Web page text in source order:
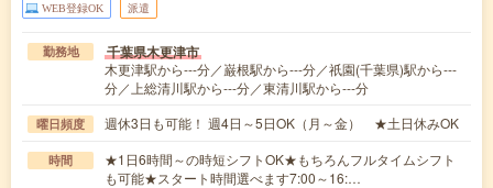
WEB登録OK 派遣
勤務地 千葉県木更津市
木更津駅から---分／巌根駅から---分／祇園(千葉県)駅から---
分／上総清川駅から---分／東清川駅から---分
曜日頻度 週休3日も可能！ 週4日～5日OK（月～金） ★土日休みOK
時間
★1日6時間～の時短シフトOK★もちろんフルタイムシフト
も可能★スタート時間選べます7:00～16:…